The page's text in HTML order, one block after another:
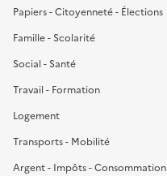
Papiers - Citoyenneté - Élections
Famille - Scolarité
Social - Santé
Travail - Formation
Logement
Transports - Mobilité
Argent - Impôts - Consommation